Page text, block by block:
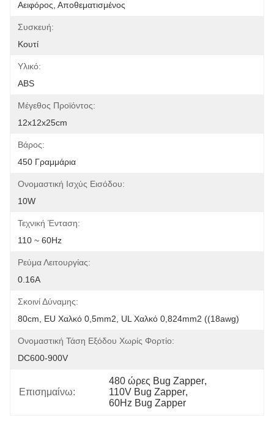
Αειφόρος, Αποθεματισμένος
Συσκευή:
Κουτί
Υλικό:
ABS
Μέγεθος Προϊόντος:
12x12x25cm
Βάρος:
450 Γραμμάρια
Ονομαστική Ισχύς Εισόδου:
10W
Τεχνική Ένταση:
110 ~ 60Hz
Ρεύμα Λειτουργίας:
0.16A
Σκοινί Δύναμης:
80cm, EU Χαλκό 0,5mm2, UL Χαλκό 0,824mm2 ((18awg)
Ονομαστική Τάση Εξόδου Χωρίς Φορτίο:
DC600-900V
Επισημαίνω:
480 ώρες Bug Zapper,
110V Bug Zapper,
60Hz Bug Zapper